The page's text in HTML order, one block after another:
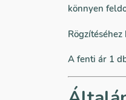
könnyen
A fenti ár 1